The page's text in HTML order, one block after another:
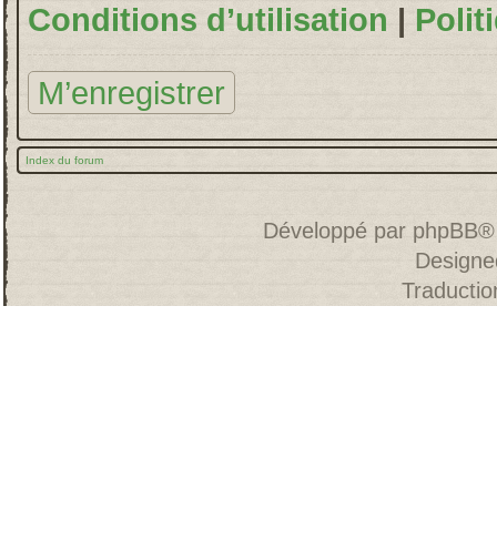
Conditions d’utilisation |
M’enregistrer
Index du forum
Développé par phpBB®